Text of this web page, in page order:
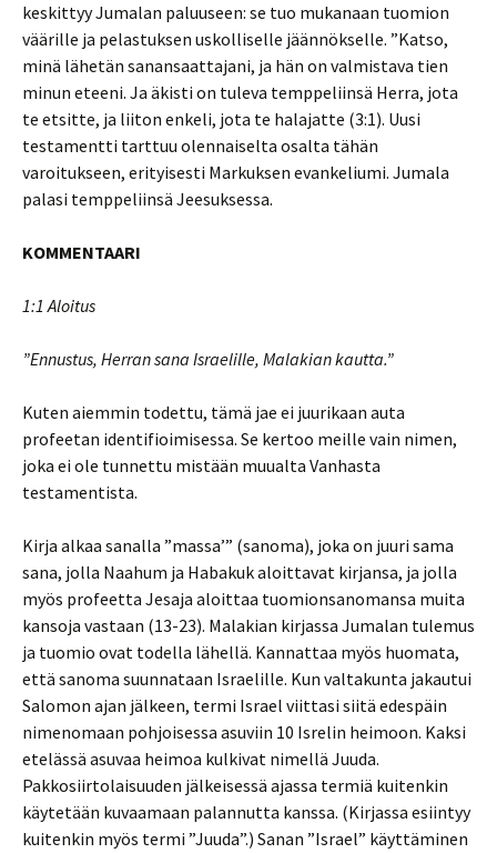
keskittyy Jumalan paluuseen: se tuo mukanaan tuomion
väärille ja pelastuksen uskolliselle jäännökselle. ”Katso,
minä lähetän sanansaattajani, ja hän on valmistava tien
minun eteeni. Ja äkisti on tuleva temppeliinsä Herra, jota
te etsitte, ja liiton enkeli, jota te halajatte (3:1). Uusi
testamentti tarttuu olennaiselta osalta tähän
varoitukseen, erityisesti Markuksen evankeliumi. Jumala
palasi temppeliinsä Jeesuksessa.
KOMMENTAARI
1:1 Aloitus
”Ennustus, Herran sana Israelille, Malakian kautta.”
Kuten aiemmin todettu, tämä jae ei juurikaan auta
profeetan identifioimisessa. Se kertoo meille vain nimen,
joka ei ole tunnettu mistään muualta Vanhasta
testamentista.
Kirja alkaa sanalla ”massa’” (sanoma), joka on juuri sama
sana, jolla Naahum ja Habakuk aloittavat kirjansa, ja jolla
myös profeetta Jesaja aloittaa tuomionsanomansa muita
kansoja vastaan (13-23). Malakian kirjassa Jumalan tulemus
ja tuomio ovat todella lähellä. Kannattaa myös huomata,
että sanoma suunnataan Israelille. Kun valtakunta jakautui
Salomon ajan jälkeen, termi Israel viittasi siitä edespäin
nimenomaan pohjoisessa asuviin 10 Isrelin heimoon. Kaksi
etelässä asuvaa heimoa kulkivat nimellä Juuda.
Pakkosiirtolaisuuden jälkeisessä ajassa termiä kuitenkin
käytetään kuvaamaan palannutta kanssa. (Kirjassa esiintyy
kuitenkin myös termi ”Juuda”.) Sanan ”Israel” käyttäminen